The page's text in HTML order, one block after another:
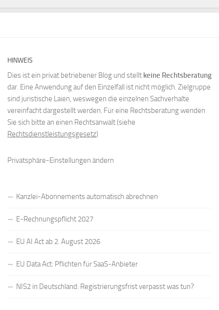
HINWEIS
Dies ist ein privat betriebener Blog und stellt keine Rechtsberatung
dar. Eine Anwendung auf den Einzelfall ist nicht möglich. Zielgruppe
sind juristische Laien, weswegen die einzelnen Sachverhalte
vereinfacht dargestellt werden. Für eine Rechtsberatung wenden
Sie sich bitte an einen Rechtsanwalt (siehe
Rechtsdienstleistungsgesetz)
Privatsphäre-Einstellungen ändern
Kanzlei-Abonnements automatisch abrechnen
E-Rechnungspflicht 2027
EU AI Act ab 2. August 2026
EU Data Act: Pflichten für SaaS-Anbieter
NIS2 in Deutschland: Registrierungsfrist verpasst was tun?